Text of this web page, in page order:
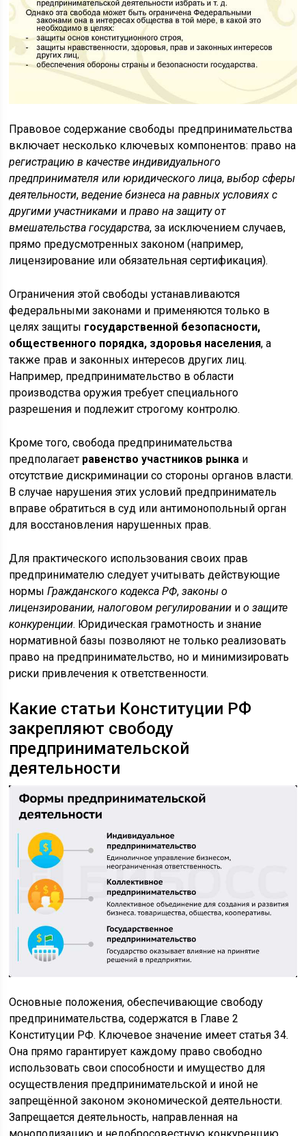
Правовое содержание свободы предпринимательства
включает несколько ключевых компонентов: право на
регистрацию в качестве индивидуального
предпринимателя или юридического лица,выбор сферы
деятельности,ведение бизнеса на равных условиях с
другими участниками иправо на защиту от
вмешательства государства, за исключением случаев,
прямо предусмотренных законом (например,
лицензирование или обязательная сертификация).
Ограничения этой свободы устанавливаются
федеральными законами и применяются только в
целях защиты государственной безопасности,
общественного порядка, здоровья населения, а
также прав и законных интересов других лиц.
Например, предпринимательство в области
производства оружия требует специального
разрешения и подлежит строгому контролю.
Кроме того, свобода предпринимательства
предполагает равенство участников рынка и
отсутствие дискриминации со стороны органов власти.
В случае нарушения этих условий предприниматель
вправе обратиться в суд или антимонопольный орган
для восстановления нарушенных прав.
Для практического использования своих прав
предпринимателю следует учитывать действующие
нормыГражданского кодекса РФ,законы о
лицензировании, налоговом регулировании ио защите
конкуренции. Юридическая грамотность и знание
нормативной базы позволяют не только реализовать
право на предпринимательство, но и минимизировать
риски привлечения к ответственности.
Какие статьи Конституции РФ
закрепляют свободу
предпринимательской
деятельности
Основные положения, обеспечивающие свободу
предпринимательства, содержатся в Главе 2
Конституции РФ. Ключевое значение имеет статья 34.
Она прямо гарантирует каждому право свободно
использовать свои способности и имущество для
осуществления предпринимательской и иной не
запрещённой законом экономической деятельности.
Запрещается деятельность, направленная на